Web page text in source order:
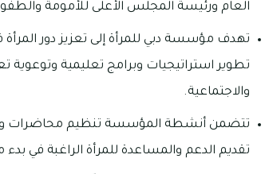
العام ورئيسة المجلس الأعلى للأمومة
تهدف مؤسسة دبي للمرأة إلى تعزيز دور
تطوير استراتيجيات وبرامج تعليمية وتوعوية
والاجتماعية.
تتضمن أنشطة المؤسسة تنظيم محاضرات
تقديم الدعم والمساعدة للمرأة الراغبة في